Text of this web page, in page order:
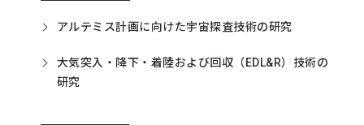
アルテミス計画に向けた宇宙探査技術の研究
大気突入・降下・着陸および回収（EDL&R）技術の
研究